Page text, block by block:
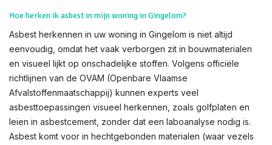
Hoe herken ik asbest in mijn woning in Gingelom?
Asbest herkennen in uw woning in Gingelom is niet altijd
eenvoudig, omdat het vaak verborgen zit in bouwmaterialen
en visueel lijkt op onschadelijke stoffen. Volgens officiële
richtlijnen van de OVAM (Openbare Vlaamse
Afvalstoffenmaatschappij) kunnen experts veel
asbesttoepassingen visueel herkennen, zoals golfplaten en
leien in asbestcement, zonder dat een laboanalyse nodig is.
Asbest komt voor in hechtgebonden materialen (waar vezels